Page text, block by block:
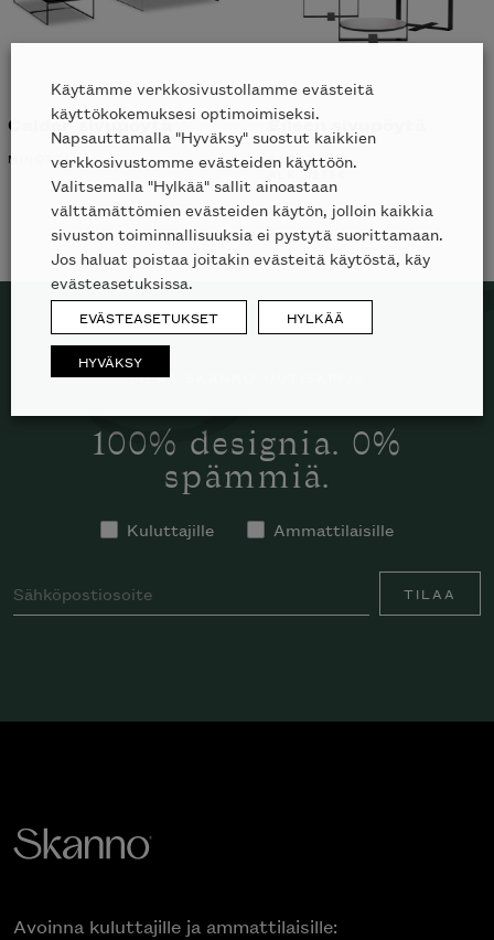
Calder sivupöytä
MINOTTI
Eileen sivupöytä
B&B ITALIA
ALK.1273€
TILAA SKANNO-UUTISKIRJE
100% designia. 0%
spämmiä.
Kuluttajille Ammattilaisille
TILAA
Avoinna kuluttajille ja ammattilaisille:
Käytämme verkkosivustollamme evästeitä
käyttökokemuksesi optimoimiseksi.
Napsauttamalla "Hyväksy" suostut kaikkien
verkkosivustomme evästeiden käyttöön.
Valitsemalla "Hylkää" sallit ainoastaan
välttämättömien evästeiden käytön, jolloin kaikkia
sivuston toiminnallisuuksia ei pystytä suorittamaan.
Jos haluat poistaa joitakin evästeitä käytöstä, käy
evästeasetuksissa.
EVÄSTEASETUKSET HYLKÄÄ
HYVÄKSY